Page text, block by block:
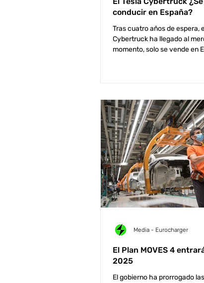
conducir en España?
Tras cuatro años de espera,
Cybertruck ha llegado al
momento, solo se vende en
El Plan MOVES 4
2025
El gobierno ha prorrogado
Media - Eurocharger